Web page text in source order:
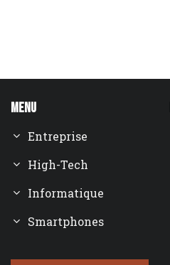
Menu
Entreprise
High-Tech
Informatique
Smartphones